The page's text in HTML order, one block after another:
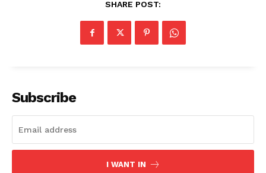
SHARE POST:
Subscribe
I WANT IN